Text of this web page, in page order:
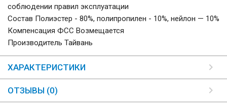
соблюдении правил эксплуатации
Состав Полиэстер - 80%, полипропилен - 10%, нейлон — 10%
Компенсация ФСС Возмещается
Производитель Тайвань
ХАРАКТЕРИСТИКИ
ОТЗЫВЫ (0)